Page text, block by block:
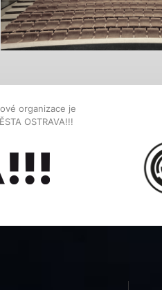
organizace je
OSTRAVA!!!